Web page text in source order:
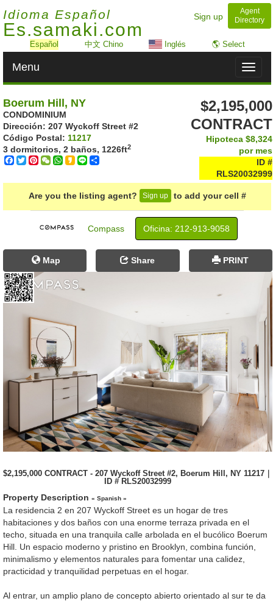
Idioma Español
Es.samaki.com
Sign up
Agent
Directory
Español 中文 Chino Inglés 🌎 Select
Toggle
Menu
Boerum Hill, NY
CONDOMINIUM
Dirección: ‎207 Wyckoff Street #2
Código Postal: 11217
3 dormitorios, 2 baños, 1226ft2
Facebook
TwitterPinterest
WeChat
WhatsApp
Kakao
Line
$2,195,000
CONTRACT
Hipoteca $8,324
por mes
ID #
RLS20032999
Are you the listing agent? Sign up to add your cell #
Compass Oficina: ‍212-913-9058
Map Share PRINT
$2,195,000 CONTRACT - 207 Wyckoff Street #2, Boerum Hill, NY 11217｜
ID # RLS20032999
Property Description « Spanish »
La residencia 2 en 207 Wyckoff Street es un hogar de tres
habitaciones y dos baños con una enorme terraza privada en el
techo, situada en una tranquila calle arbolada en el bucólico Boerum
Hill. Un espacio moderno y pristino en Brooklyn, combina función,
minimalismo y elementos naturales para fomentar una calidez,
practicidad y tranquilidad perpetuas en el hogar.
Al entrar, un amplio plano de concepto abierto orientado al sur te da